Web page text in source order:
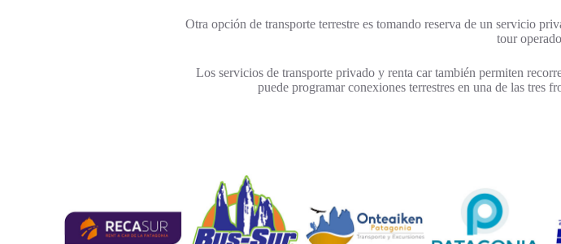
Otra opción de transporte terrestre es tomando reserva de un servicio
tour
Los servicios de transporte privado y renta car también permiten
puede programar conexiones terrestres en una de las tres